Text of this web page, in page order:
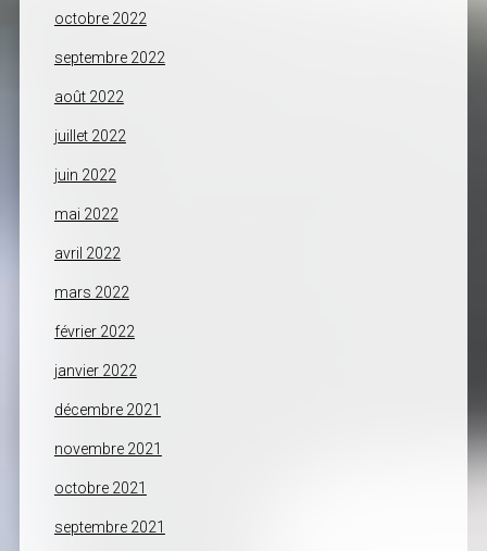
octobre 2022
septembre 2022
août 2022
juillet 2022
juin 2022
mai 2022
avril 2022
mars 2022
février 2022
janvier 2022
décembre 2021
novembre 2021
octobre 2021
septembre 2021